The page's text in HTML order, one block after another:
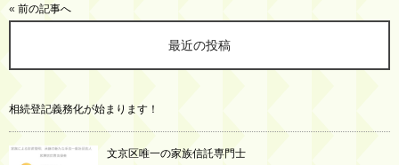
« 前の記事へ
最近の投稿
相続登記義務化が始まります！
文京区唯一の家族信託専門士